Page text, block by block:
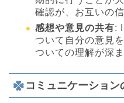
確認が、お互いの
感想や意見の共有:
ついて自分の意見
ついての理解が深ま
コミュニケーショ